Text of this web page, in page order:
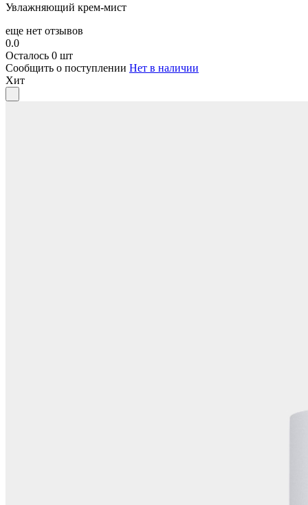
Увлажняющий крем-мист
еще нет отзывов
0.0
Осталось 0 шт
Сообщить о поступлении Нет в наличии
Хит